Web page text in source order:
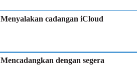
Menyalakan cadangan iCloud
Mencadangkan dengan segera